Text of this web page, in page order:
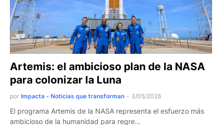
Artemis: el ambicioso plan de la NASA
para colonizar la Luna
por Impacta - Noticias que transforman - 3/05/2026
El programa Artemis de la NASA representa el esfuerzo más
ambicioso de la humanidad para regre…